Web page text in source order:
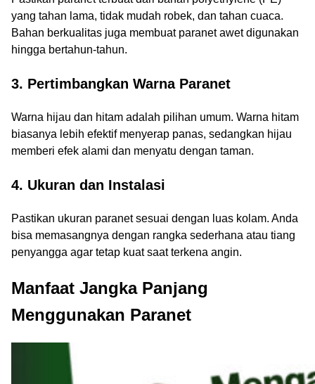
yang tahan lama, tidak mudah robek, dan tahan cuaca.
Bahan berkualitas juga membuat paranet awet digunakan
hingga bertahun-tahun.
3. Pertimbangkan Warna Paranet
Warna hijau dan hitam adalah pilihan umum. Warna hitam
biasanya lebih efektif menyerap panas, sedangkan hijau
memberi efek alami dan menyatu dengan taman.
4. Ukuran dan Instalasi
Pastikan ukuran paranet sesuai dengan luas kolam. Anda
bisa memasangnya dengan rangka sederhana atau tiang
penyangga agar tetap kuat saat terkena angin.
Manfaat Jangka Panjang
Menggunakan Paranet